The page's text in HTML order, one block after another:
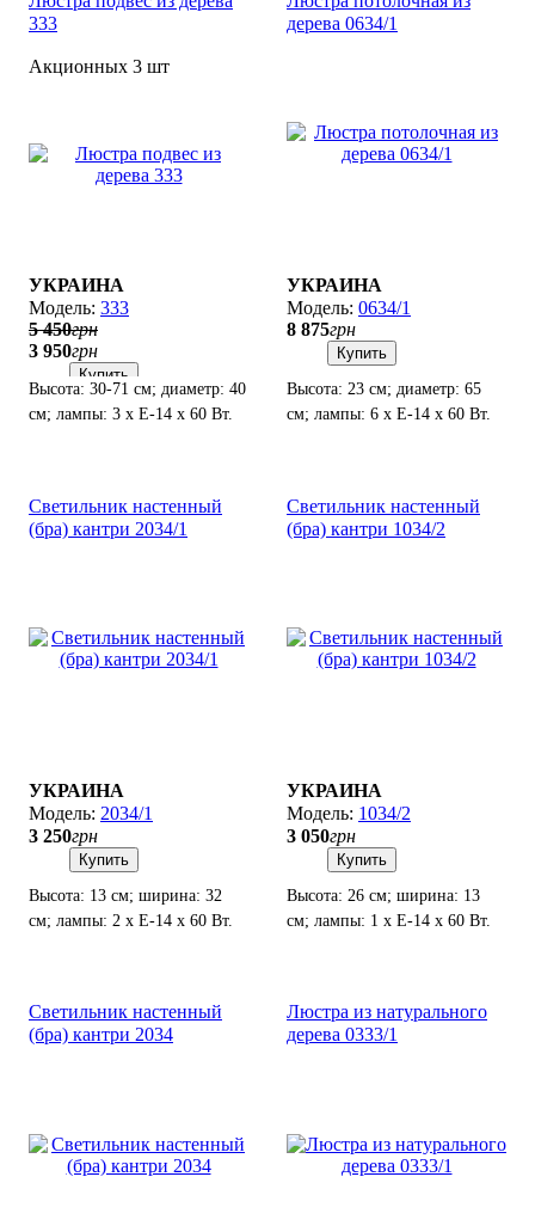
333
Акционных 3 шт
УКРАИНА
333
5 450грн
3 950грн
Купить
Высота: 30-71 см; диаметр: 40
см; лампы: 3 х Е-14 х 60 Вт.
дерева 0634/1
УКРАИНА
0634/1
8 875грн
Купить
Высота: 23 см; диаметр: 65
см; лампы: 6 х Е-14 х 60 Вт.
Светильник настенный
(бра) кантри 2034/1
УКРАИНА
2034/1
3 250грн
Купить
Высота: 13 см; ширина: 32
см; лампы: 2 х Е-14 х 60 Вт.
Светильник настенный
(бра) кантри 1034/2
УКРАИНА
1034/2
3 050грн
Купить
Высота: 26 см; ширина: 13
см; лампы: 1 х Е-14 х 60 Вт.
Светильник настенный
(бра) кантри 2034
Люстра из натурального
дерева 0333/1